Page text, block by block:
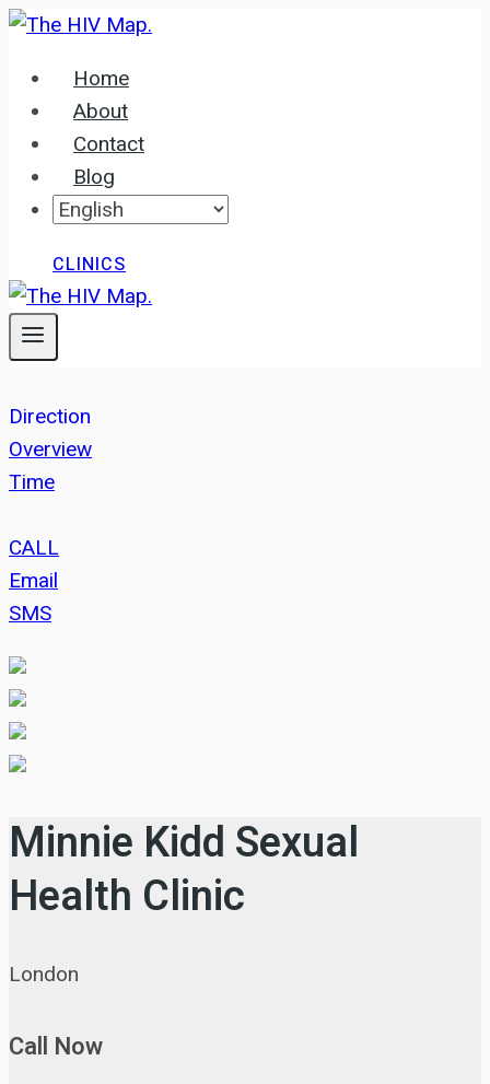
Skip
contentHome
About
Contact
Blog
CLINICS
Direction
Overview
Time
CALL
Email
SMS
Minnie Kidd Sexual
Health Clinic
London
Call Now